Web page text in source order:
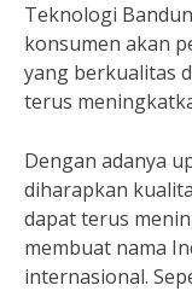
Teknologi
konsumen akan
yang berkualitas
terus
Dengan adanya
diharapkan
dapat terus
membuat nama
internasional.